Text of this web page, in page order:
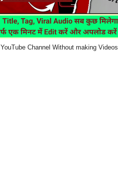
Channel Without making Videos